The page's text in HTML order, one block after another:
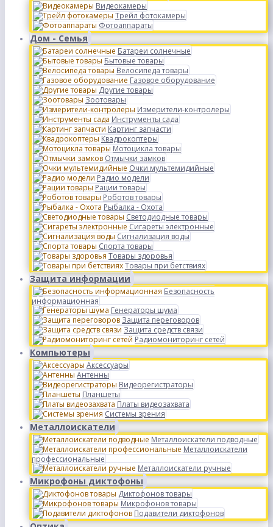
Видеокамеры
Трейл фотокамеры
Фотоаппараты
Дом - Семья
Батареи солнечные
Бытовые товары
Велосипеда товары
Газовое оборудование
Другие товары
Зоотовары
Измерители-контролеры
Инструменты сада
Картинг запчасти
Квадрокоптеры
Мотоцикла товары
Отмычки замков
Очки мультемидийные
Радио модели
Рации товары
Роботов товары
Рыбалка - Охота
Светодиодные товары
Сигареты электронные
Сигнализация воды
Спорта товары
Товары здоровья
Товары при бетствиях
Защита информации
Безопасность
информационная
Генераторы шума
Защита переговоров
Защита средств связи
Радиомониторинг сетей
Компьютеры
Аксессуары
Антенны
Видеорегистраторы
Планшеты
Платы видеозахвата
Системы зрения
Металлоискатели
Металлоискатели подводные
Металлоискатели
профессиональные
Металлоискатели ручные
Микрофоны диктофоны
Диктофонов товары
Микрофонов товары
Подавители диктофонов